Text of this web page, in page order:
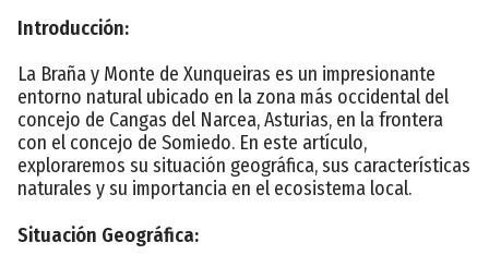
Introducción:
La Braña y Monte de Xunqueiras es un impresionante
entorno natural ubicado en la zona más occidental del
concejo de Cangas del Narcea, Asturias, en la frontera
con el concejo de Somiedo. En este artículo,
exploraremos su situación geográfica, sus características
naturales y su importancia en el ecosistema local.
Situación Geográfica: